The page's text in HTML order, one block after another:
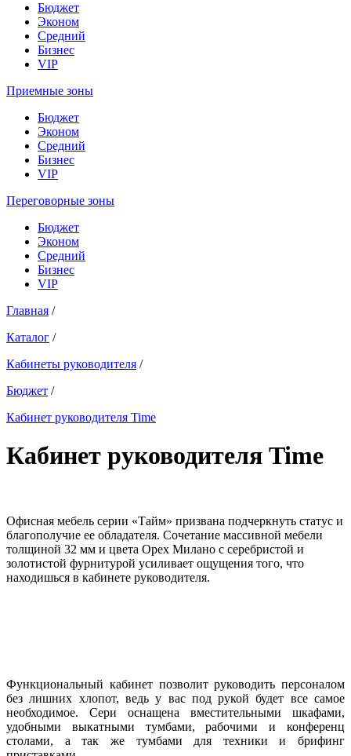
Бюджет
Эконом
Средний
Бизнес
VIP
Приемные зоны
Бюджет
Эконом
Средний
Бизнес
VIP
Переговорные зоны
Бюджет
Эконом
Средний
Бизнес
VIP
Главная /
Каталог /
Кабинеты руководителя /
Бюджет /
Кабинет руководителя Time
Кабинет руководителя Time
Офисная мебель серии «Тайм» призвана подчеркнуть статус и
благополучие ее обладателя. Сочетание массивной мебели
толщиной 32 мм и цвета Орех Милано с серебристой и
золотистой фурнитурой усиливает ощущения того, что
находишься в кабинете руководителя.
Функциональный кабинет позволит руководить персоналом
без лишних хлопот, ведь у вас под рукой будет все самое
необходимое. Сери оснащена вместительными шкафами,
удобными выкатными тумбами, рабочими и конференц
столами, а так же тумбами для техники и брифинг